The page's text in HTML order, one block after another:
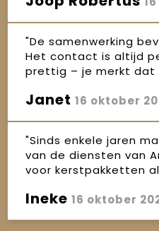
"De samenwerking
Het contact is altijd
prettig – je merkt dat
Janet 16 oktober
"Sinds enkele jaren
van de diensten van
voor kerstpakketten
Ineke 16 oktober